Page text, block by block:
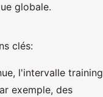
globale.
clés:
l'intervalle training
exemple, des